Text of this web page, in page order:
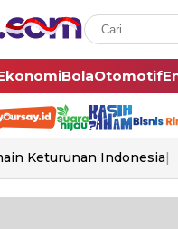
BolaOtomotif
Keturunan Indonesia